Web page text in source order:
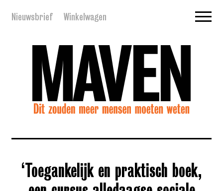
Nieuwsbrief Winkelwagen
‘Toegankelijk en praktisch boek,